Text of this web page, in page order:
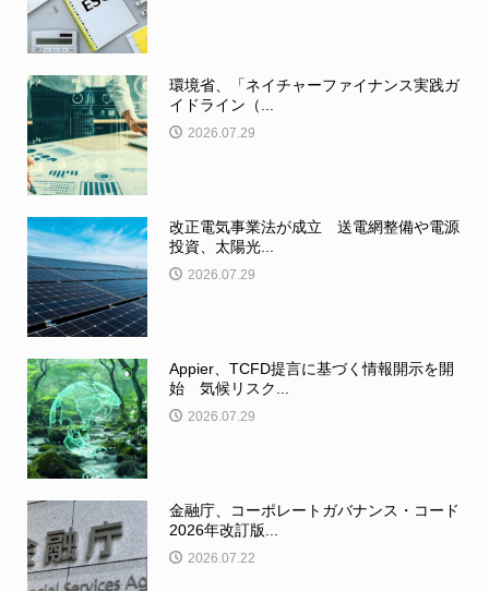
環境省、「ネイチャーファイナンス実践ガ
イドライン（...
2026.07.29
改正電気事業法が成立 送電網整備や電源
投資、太陽光...
2026.07.29
Appier、TCFD提言に基づく情報開示を開
始 気候リスク...
2026.07.29
金融庁、コーポレートガバナンス・コード
2026年改訂版...
2026.07.22